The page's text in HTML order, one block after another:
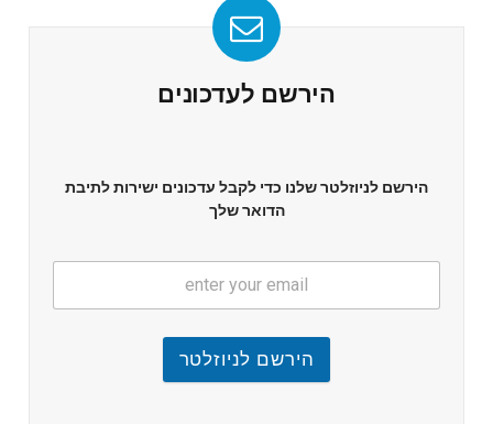
הירשם לעדכונים
הירשם לניוזלטר שלנו כדי לקבל עדכונים ישירות לתיבת
הדואר שלך
הירשם לניוזלטר